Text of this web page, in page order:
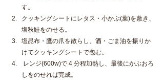
す。
クッキングシートにレタス・小かぶ(葉)を敷き、
塩秋鮭をのせる。
塩昆布・鷹の爪を散らし、酒・ごま油を振りか
けてクッキングシートで包む。
しをのせれば完成。